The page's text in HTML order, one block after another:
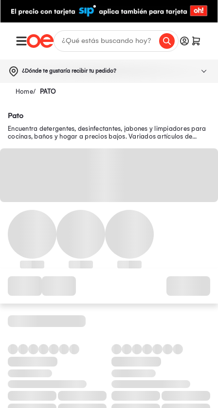
¿Dónde te gustaría recibir tu pedido?
PATO
Pato
Encuentra detergentes, desinfectantes, jabones y limpiadores para
cocinas, baños y hogar a precios bajos. Variados artículos de